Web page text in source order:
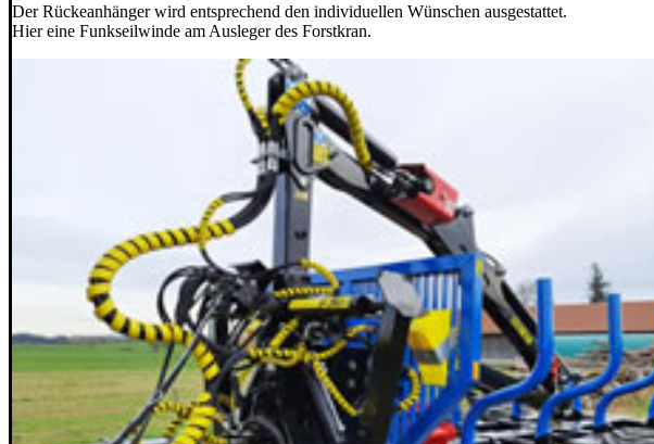
Der Rückeanhänger wird entsprechend den individuellen Wünschen ausgestattet.
Hier eine Funkseilwinde am Ausleger des Forstkran.